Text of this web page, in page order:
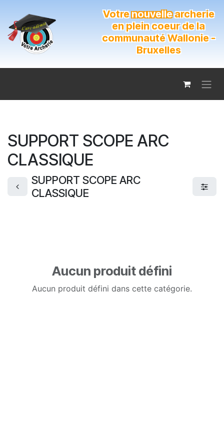
Votrenouvellearcherie
en plein coeur de la
communauté Wallonie -
Bruxelles
SUPPORT SCOPE ARC
CLASSIQUE
SUPPORT SCOPE ARC
CLASSIQUE
Aucun produit défini
Aucun produit défini dans cette catégorie.